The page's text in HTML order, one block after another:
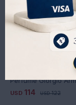
USD 114 USD 122